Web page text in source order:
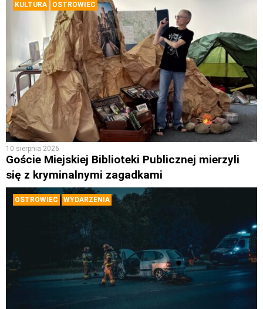
KULTURA OSTROWIEC
10 sierpnia 2026
Goście Miejskiej Biblioteki Publicznej mierzyli
się z kryminalnymi zagadkami
OSTROWIEC WYDARZENIA